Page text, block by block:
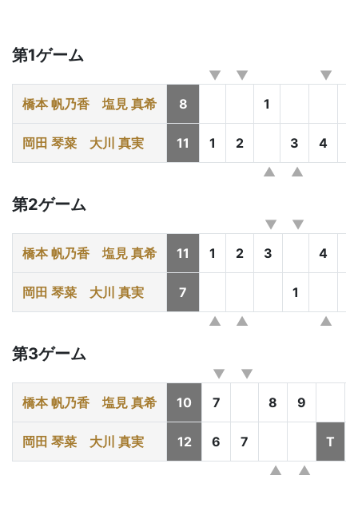
第1ゲーム
橋本 帆乃香 塩見 真希 8 1
岡田 琴菜 大川 真実 11 1 2 3 4
第2ゲーム
橋本 帆乃香 塩見 真希 11 1 2 3 4
岡田 琴菜 大川 真実 7 1
第3ゲーム
橋本 帆乃香 塩見 真希 10 7 8 9
岡田 琴菜 大川 真実 12 6 7 T